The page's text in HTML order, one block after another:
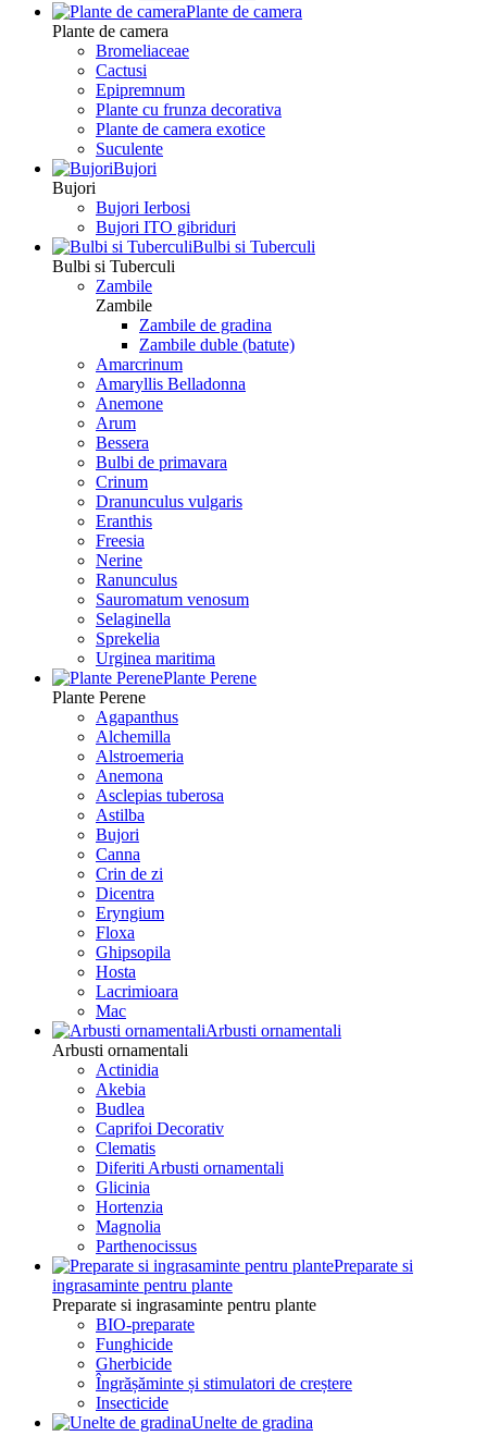
Plante de camera
Plante de camera
Bromeliaceae
Cactusi
Epipremnum
Plante cu frunza decorativa
Plante de camera exotice
Suculente
Bujori
Bujori
Bujori Ierbosi
Bujori ITO gibriduri
Bulbi si Tuberculi
Bulbi si Tuberculi
Zambile
Zambile
Zambile de gradina
Zambile duble (batute)
Amarcrinum
Amaryllis Belladonna
Anemone
Arum
Bessera
Bulbi de primavara
Crinum
Dranunculus vulgaris
Eranthis
Freesiа
Nerine
Ranunculus
Sauromatum venosum
Selaginella
Sprekelia
Urginea maritima
Plante Perene
Plante Perene
Agapanthus
Alchemilla
Alstroemeria
Anemona
Asclepias tuberosa
Astilba
Bujori
Canna
Crin de zi
Dicentra
Eryngium
Floxa
Ghipsopila
Hosta
Lacrimioara
Mac
Arbusti ornamentali
Arbusti ornamentali
Actinidia
Akebia
Budlea
Caprifoi Decorativ
Clematis
Diferiti Arbusti ornamentali
Glicinia
Hortenzia
Magnolia
Parthenocissus
Preparate si
ingrasaminte pentru plante
Preparate si ingrasaminte pentru plante
BIO-preparate
Funghicide
Gherbicide
Îngrășăminte și stimulatori de creștere
Insecticide
Unelte de gradina